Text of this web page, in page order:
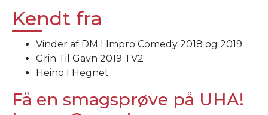
Kendt fra
Vinder af DM I Impro Comedy 2018 og 2019
Grin Til Gavn 2019 TV2
Heino I Hegnet
Få en smagsprøve på UHA!